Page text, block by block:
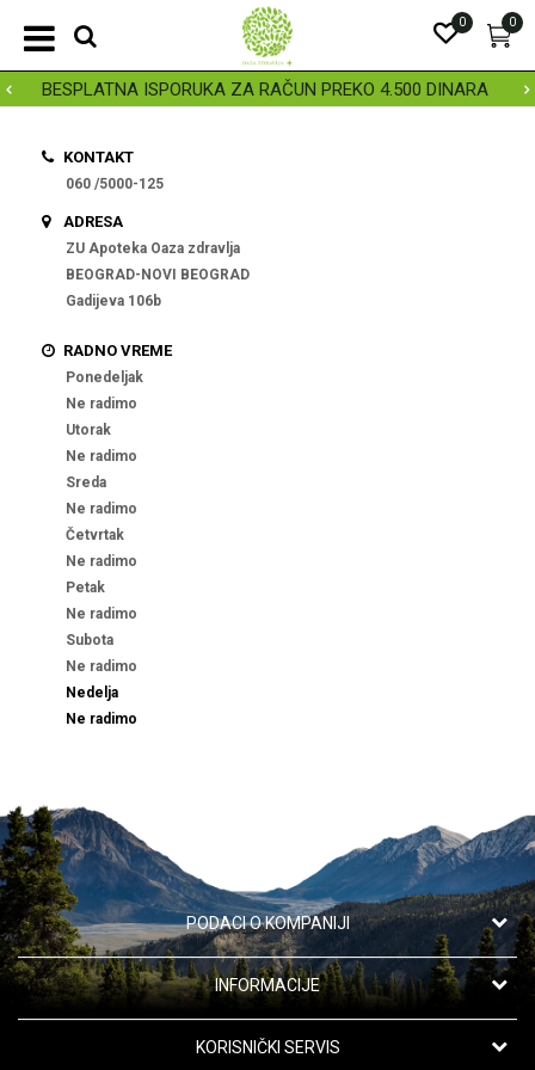
BESPLATNA ISPORUKA ZA RAČUN PREKO 4.500 DINARA
0
0
KONTAKT
060 /5000-125
ADRESA
ZU Apoteka Oaza zdravlja
BEOGRAD-NOVI BEOGRAD
Gadijeva 106b
RADNO VREME
Ponedeljak
Ne radimo
Utorak
Ne radimo
Sreda
Ne radimo
Četvrtak
Ne radimo
Petak
Ne radimo
Subota
Ne radimo
Nedelja
Ne radimo
PODACI O KOMPANIJI
Apotekarska ustanova "Oaza zdravlja"
Kanarevo Brdo 42,
11191 Beograd, Srbija
INFORMACIJE
O nama
KORISNIČKI SERVIS